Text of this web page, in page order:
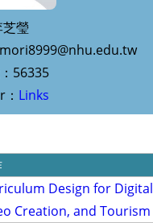
瑩
56335
Links
Design for
Creation, and